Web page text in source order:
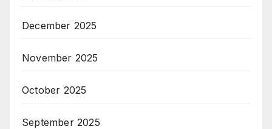
December 2025
November 2025
October 2025
September 2025